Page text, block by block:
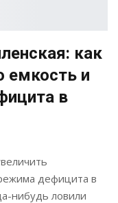
как
емкость и
в
дефицита в
нибудь ловили